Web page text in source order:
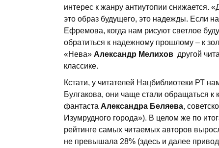
интерес к жанру антиутопии снижается.
это образ будущего, это надежды. Если
Ефремова, когда нам рисуют светлое
обратиться к надежному прошлому – к
«Нева» Александр Мелихов другой
классике.
Кстати, у читателей Нацбиблиотеки РТ
Булгакова, они чаще стали обращаться к
фантаста Александра Беляева,
Изумрудного города»). В целом же по
рейтинге самых читаемых авторов
не превышала 28% (здесь и далее